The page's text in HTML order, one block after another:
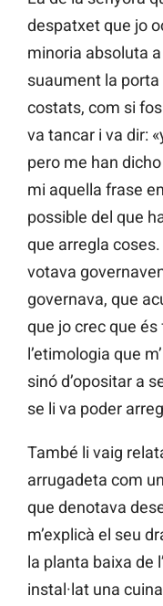
despatxet que jo
minoria absoluta a
suaument la
costats, com si
va tancar i va dir:
pero me han
mi aquella frase
possible del que
que arregla
votava
governava, que
que jo crec que
l’etimologia que
sinó d’opositar a
se li va poder
També li vaig
arrugadeta com
que denotava
m’explicà el seu
la planta baixa de
instal·lat una